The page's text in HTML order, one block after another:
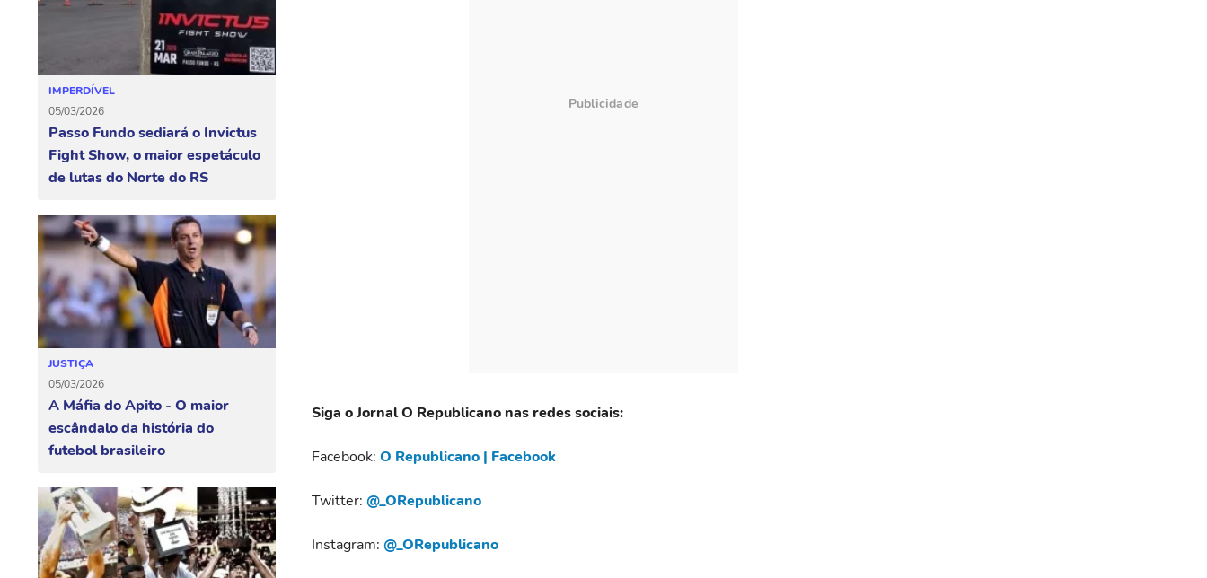
IMPERDÍVEL
05/03/2026
Passo Fundo sediará o Invictus
Fight Show, o maior espetáculo
de lutas do Norte do RS
JUSTIÇA
05/03/2026
A Máfia do Apito - O maior
escândalo da história do
futebol brasileiro
Siga o Jornal O Republicano nas redes sociais:
Facebook: O Republicano | Facebook
Twitter: @_ORepublicano
Instagram: @_ORepublicano